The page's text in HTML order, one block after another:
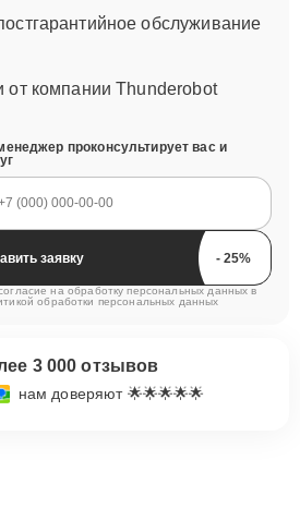
обслуживание
от компании Thunderobot
проконсультирует вас и
Отправить заявку
на обработку персональных данных в
обработки персональных данных
3 000 отзывов
нам доверяют 🌟🌟🌟🌟🌟